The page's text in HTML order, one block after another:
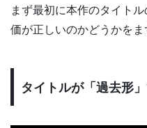
まず最初に本作のタイト
価が正しいのかどうかをま
タイトルが「過去形